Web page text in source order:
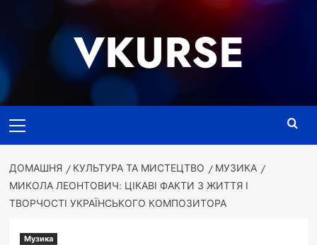
VKURSE
меню
ДОМАШНЯ КУЛЬТУРА ТА МИСТЕЦТВО
МУЗИКА
МИКОЛА ЛЕОНТОВИЧ: ЦІКАВІ ФАКТИ З ЖИТТЯ І
ТВОРЧОСТІ УКРАЇНСЬКОГО КОМПОЗИТОРА
Музика